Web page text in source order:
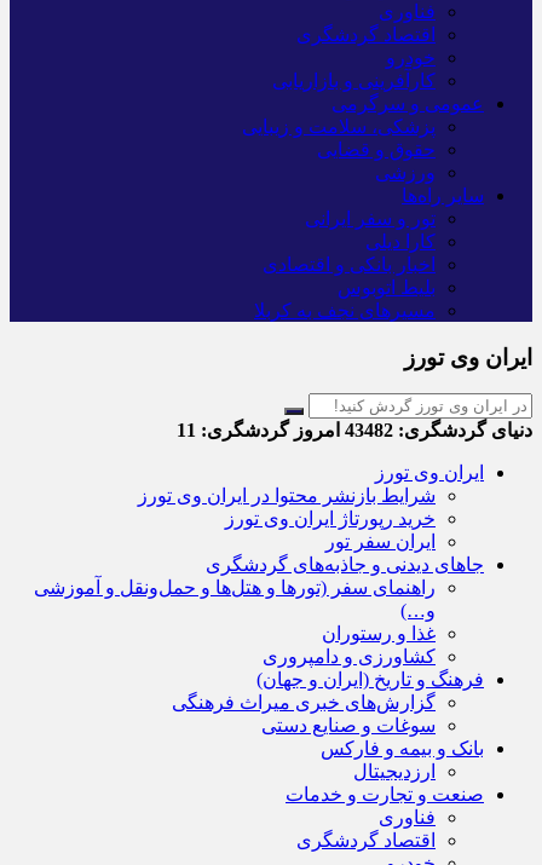
فناوری
اقتصاد گردشگری
خودرو
کارآفرینی و بازاریابی
عمومی و سرگرمی
پزشکی، سلامت و زیبایی
حقوق و قضایی
ورزشی
سایر راه‌ها
تور و سفر ایرانی
کارا دیلی
اخبار بانکی و اقتصادی
بلیط اتوبوس
مسیرهای نجف به کربلا
ایران وی تورز
دنیای گردشگری: امروز گردشگری:
ایران وی تورز
شرایط بازنشر محتوا در ایران وی تورز
خرید رپورتاژ ایران وی تورز
ایران سفر تور
جاهای دیدنی و جاذبه‌های گردشگری
راهنمای سفر (تورها و هتل‌ها و حمل‌و‌نقل و آموزشی
و…)
غذا و رستوران
کشاورزی و دامپروری
فرهنگ و تاریخ (ایران و جهان)
گزارش‌های خبری میراث فرهنگی
سوغات و صنایع دستی
بانک و بیمه و فارکس
ارزدیجیتال
صنعت و تجارت و خدمات
فناوری
اقتصاد گردشگری